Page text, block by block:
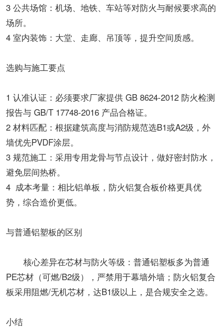
3 公共场馆：机场、地铁、车站等对防火与耐候要求高的
场所。
4 室内装饰：大堂、走廊、吊顶等，提升空间质感。
选购与施工要点
1 认准认证：必须要求厂家提供 GB 8624-2012 防火检测
报告与 GB/T 17748-2016 产品合格证。
2 材料匹配：根据建筑高度与消防规范选B1或A2级，外
墙优先PVDF涂层。
3 规范施工：采用专用龙骨与节点设计，做好密封防水，
避免层间热桥。
4 成本考量：相比铝单板，防火铝复合板价格更具优
势，综合造价更低。
与普通铝塑板的区别
核心差异在芯材与防火等级：普通铝塑板多为普通
PE芯材（可燃/B2级），严禁用于幕墙外墙；防火铝复合
板采用阻燃/无机芯材，达B1级以上，是合规安全之选。
小结